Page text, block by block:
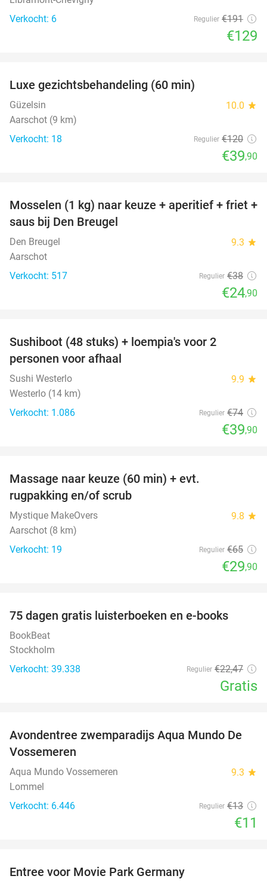
Verkocht: 6
Regulier €191
€129
Luxe gezichtsbehandeling (60 min)
Güzelsin 10.0 star
Aarschot (9 km)
Verkocht: 18
Regulier €120
€39,90
34%
Mosselen (1 kg) naar keuze + aperitief + friet +
saus bij Den Breugel
Den Breugel 9.3 star
Aarschot
Verkocht: 517
Regulier €38
€24,90
Sushiboot (48 stuks) + loempia's voor 2
personen voor afhaal
Sushi Westerlo 9.9 star
Westerlo (14 km)
Verkocht: 1.086
Regulier €74
€39,90
Massage naar keuze (60 min) + evt.
rugpakking en/of scrub
Mystique MakeOvers 9.8 star
Aarschot (8 km)
Verkocht: 19
Regulier €65
€29,90
75 dagen gratis luisterboeken en e-books
BookBeat
Stockholm
Verkocht: 39.338
Regulier €22,47
Gratis
15%
Avondentree zwemparadijs Aqua Mundo De
Vossemeren
Aqua Mundo Vossemeren 9.3 star
Lommel
Verkocht: 6.446
Regulier €13
€11
Entree voor Movie Park Germany